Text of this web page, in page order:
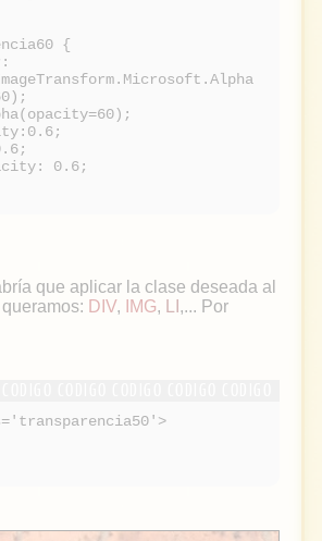
{
0.6;
que aplicar la clase deseada al
DIV, IMG,
,... Por